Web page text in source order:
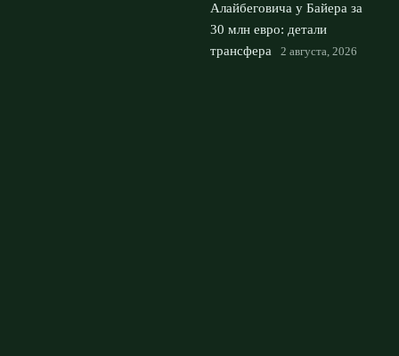
Алайбеговича у Байера за
30 млн евро: детали
трансфера
2 августа, 2026